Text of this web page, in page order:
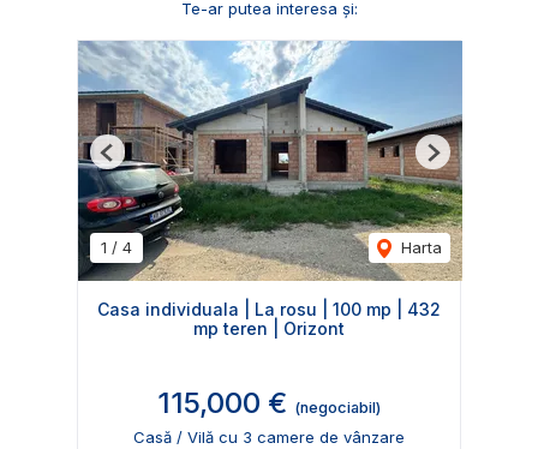
Te-ar putea interesa și:
1 / 4 Harta
Previous Next
Casa individuala | La rosu | 100 mp | 432
mp teren | Orizont
115,000 € (negociabil)
Casă / Vilă cu 3 camere de vânzare